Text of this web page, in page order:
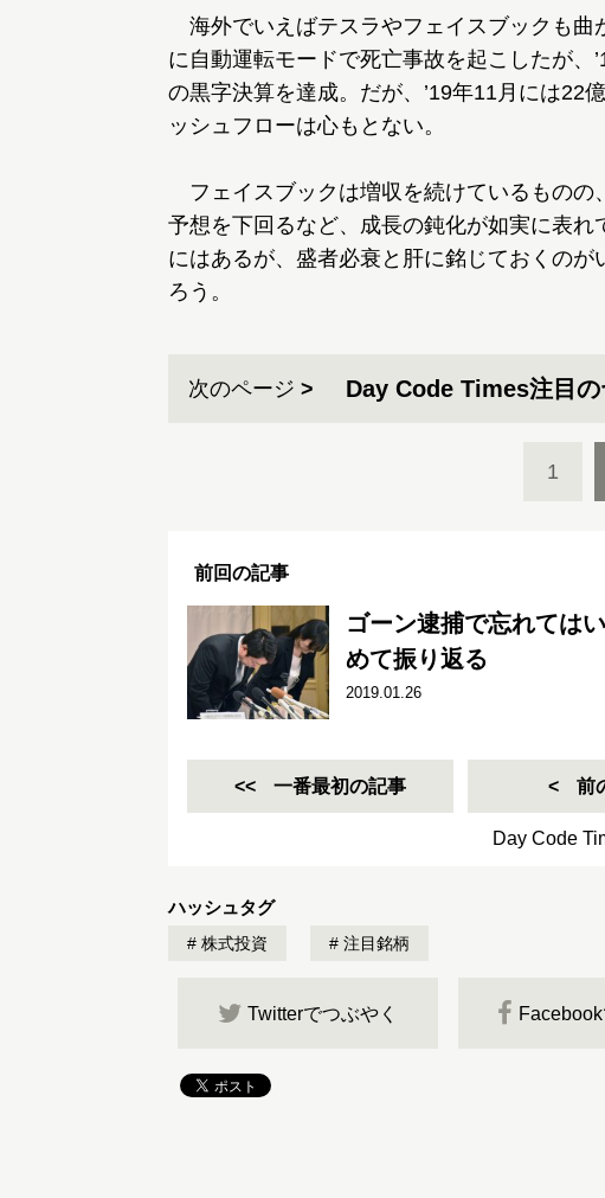
海外でいえばテスラやフェイスブックも曲
に自動運転モードで死亡事故を起こしたが
の黒字決算を達成。だが、’19年11月には22
ッシュフローは心もとない。
フェイスブックは増収を続けているものの
予想を下回るなど、成長の鈍化が如実に表
にはあるが、盛者必衰と肝に銘じておくのが
ろう。
次のページ Day Code Times注目
1
前回の記事
ゴーン逮捕で忘れては
めて振り返る
2019.01.26
一番最初の記事 前
Day Code
ハッシュタグ
株式投資 注目銘柄
Twitterでつぶやく